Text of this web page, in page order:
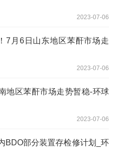
2023-07-06
7月6日山东地区苯酐市场走
2023-07-06
地区苯酐市场走势暂稳-环球
2023-07-06
BDO部分装置存检修计划_环